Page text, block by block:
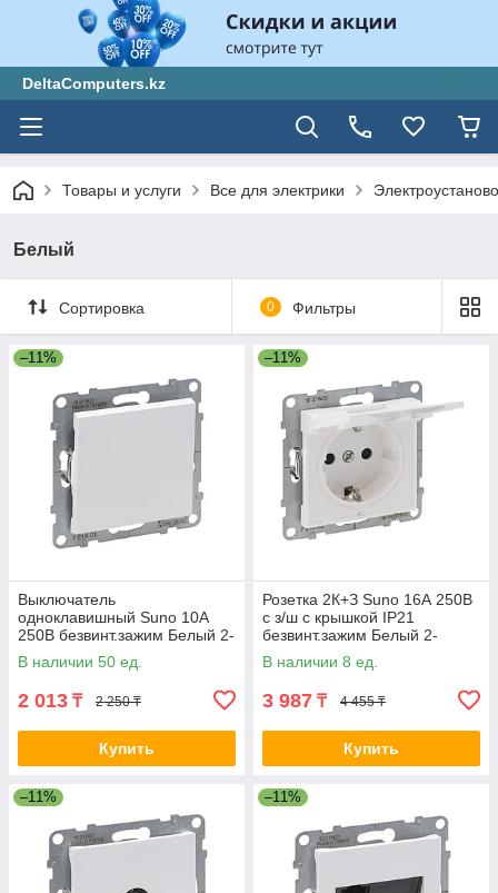
DeltaComputers.kz
Товары и услуги Все для электрики
Белый
Сортировка 0 Фильтры
–11%
Выключатель
одноклавишный Suno 10А
250В безвинт.зажим Белый 2-
022357 721101
В наличии 50 ед.
2 013 ₸ 2 250 ₸
Купить
–11%
Розетка 2К+З Suno 16А 250В
с з/ш с крышкой IP21
безвинт.зажим Белый 2-
022360 721127
В наличии 8 ед.
3 987 ₸ 4 455 ₸
Купить
–11% –11%